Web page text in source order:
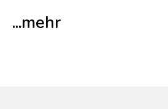
...mehr